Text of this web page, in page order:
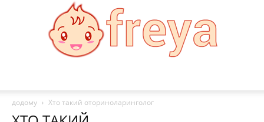
додому Хто такий оториноларинголог